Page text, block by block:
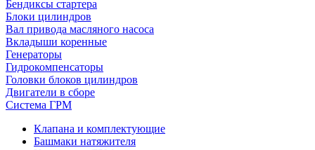
Бендиксы стартера
Блоки цилиндров
Вал привода масляного насоса
Вкладыши коренные
Генераторы
Гидрокомпенсаторы
Головки блоков цилиндров
Двигатели в сборе
Система ГРМ
Клапана и комплектующие
Башмаки натяжителя